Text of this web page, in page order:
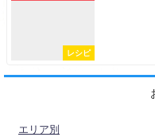
レシピ
エリア別